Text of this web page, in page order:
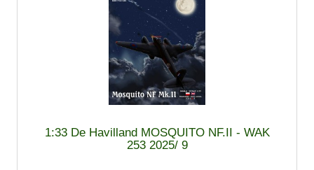
1:33 De Havilland MOSQUITO NF.II - WAK
253 2025/ 9